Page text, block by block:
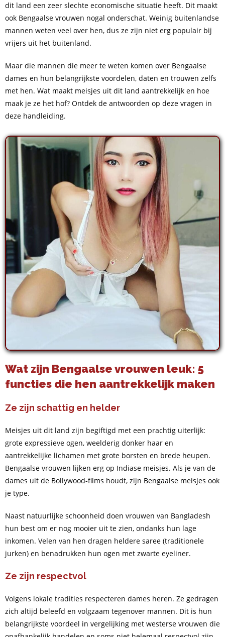
dit land een zeer slechte economische situatie heeft. Dit maakt
ook Bengaalse vrouwen nogal onderschat. Weinig buitenlandse
mannen weten veel over hen, dus ze zijn niet erg populair bij
vrijers uit het buitenland.
Maar die mannen die meer te weten komen over Bengaalse
dames en hun belangrijkste voordelen, daten en trouwen zelfs
met hen. Wat maakt meisjes uit dit land aantrekkelijk en hoe
maak je ze het hof? Ontdek de antwoorden op deze vragen in
deze handleiding.
Wat zijn Bengaalse vrouwen leuk: 5
functies die hen aantrekkelijk maken
Ze zijn schattig en helder
Meisjes uit dit land zijn begiftigd met een prachtig uiterlijk:
grote expressieve ogen, weelderig donker haar en
aantrekkelijke lichamen met grote borsten en brede heupen.
Bengaalse vrouwen lijken erg op Indiase meisjes. Als je van de
dames uit de Bollywood-films houdt, zijn Bengaalse meisjes ook
je type.
Naast natuurlijke schoonheid doen vrouwen van Bangladesh
hun best om er nog mooier uit te zien, ondanks hun lage
inkomen. Velen van hen dragen heldere saree (traditionele
jurken) en benadrukken hun ogen met zwarte eyeliner.
Ze zijn respectvol
Volgens lokale tradities respecteren dames heren. Ze gedragen
zich altijd beleefd en volgzaam tegenover mannen. Dit is hun
belangrijkste voordeel in vergelijking met westerse vrouwen die